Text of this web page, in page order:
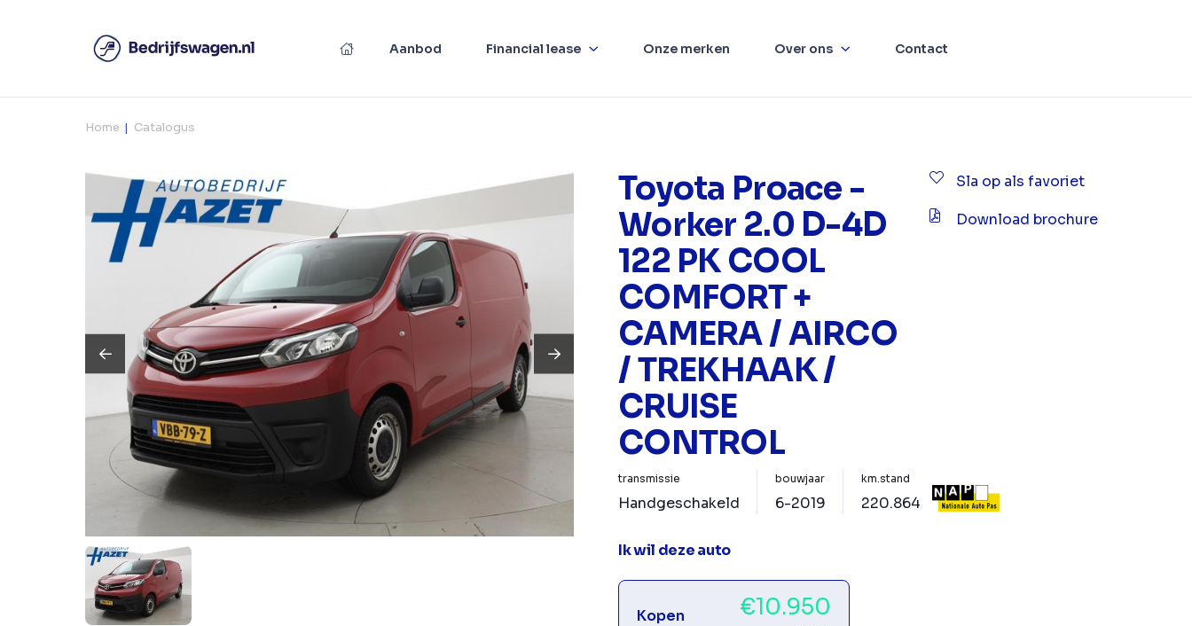
Aanbod Financial lease Onze merken Over ons Contact
Home Catalogus
Toyota Proace -
Worker 2.0 D-4D
122 PK COOL
COMFORT +
CAMERA / AIRCO
/ TREKHAAK /
CRUISE
CONTROL
Sla op als favoriet
Download brochure
transmissie
Handgeschakeld
bouwjaar
6-2019
km.stand
220.864
Ik wil deze auto
Kopen €10.950